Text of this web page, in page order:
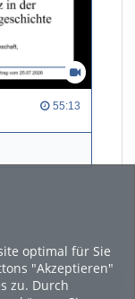
optimal für Sie
"Akzeptieren"
zu. Durch
55:13